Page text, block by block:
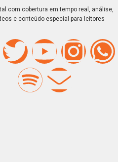
com cobertura em tempo real, análise,
e conteúdo especial para leitores